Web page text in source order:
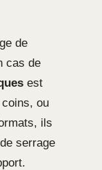
de
cas de
est
ou
ils
serrage